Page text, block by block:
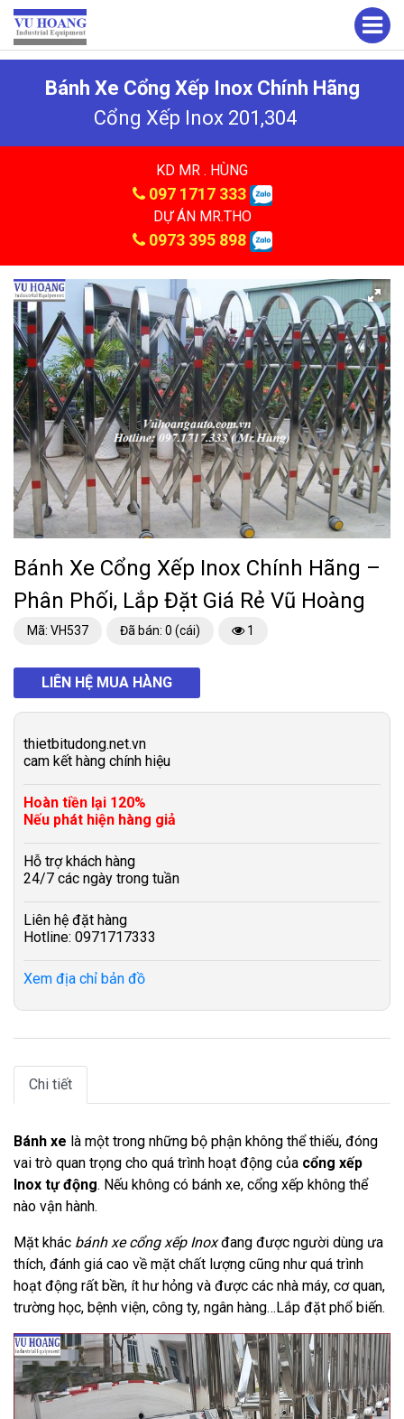
Bánh Xe Cổng Xếp Inox Chính Hãng
Cổng Xếp Inox 201,304
KD MR . HÙNG
097 1717 333
DỰ ÁN MR.THO
0973 395 898
Bánh Xe Cổng Xếp Inox Chính Hãng –
Phân Phối, Lắp Đặt Giá Rẻ Vũ Hoàng
Mã: VH537 Đã bán: 0 (cái) 1
LIÊN HỆ MUA HÀNG
thietbitudong.net.vn
cam kết hàng chính hiệu
Hoàn tiền lại 120%
Nếu phát hiện hàng giả
Hỗ trợ khách hàng
24/7 các ngày trong tuần
Liên hệ đặt hàng
Hotline: 0971717333
Xem địa chỉ bản đồ
Chi tiết
Bánh xe là một trong những bộ phận không thể thiếu, đóng
vai trò quan trọng cho quá trình hoạt động của cổng xếp
Inox tự động. Nếu không có bánh xe, cổng xếp không thể
nào vận hành.
Mặt khác bánh xe cổng xếp Inoxđang được người dùng ưa
thích, đánh giá cao về mặt chất lượng cũng như quá trình
hoạt động rất bền, ít hư hỏng và được các nhà máy, cơ quan,
trường học, bệnh viện, công ty, ngân hàng…Lắp đặt phổ biến.